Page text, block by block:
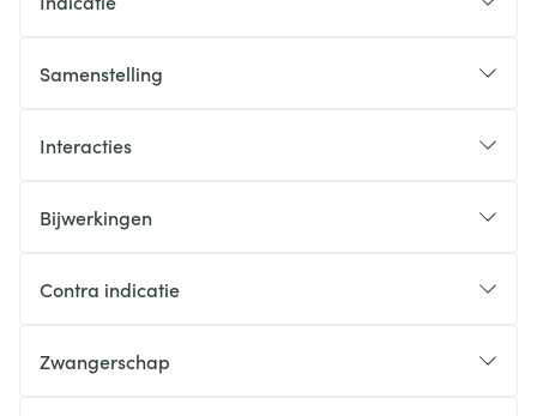
Samenstelling
Interacties
Bijwerkingen
Contra indicatie
Zwangerschap